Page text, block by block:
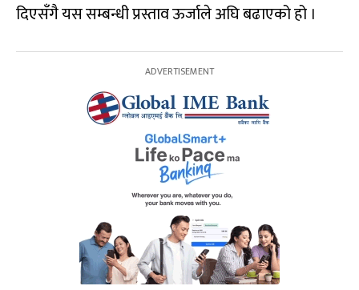
दिएसँगै यस सम्बन्धी प्रस्ताव ऊर्जाले अघि बढाएको हो ।